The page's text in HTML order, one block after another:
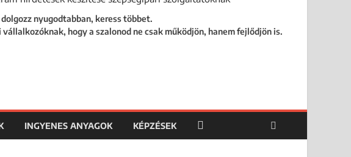
nyugodtabban, keress többet.
hogy a szalonod ne csak működjön, hanem fejlődjön is.
INGYENES ANYAGOK KÉPZÉSEK